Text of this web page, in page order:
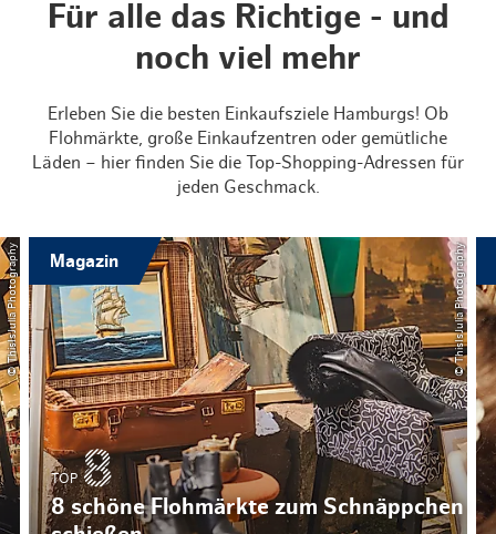
Für alle das Richtige - und
noch viel mehr
Erleben Sie die besten Einkaufsziele Hamburgs! Ob
Flohmärkte, große Einkaufzentren oder gemütliche
Läden – hier finden Sie die Top-Shopping-Adressen für
jeden Geschmack.
© ThisIsJulia Photography © ThisIsJulia Photography
TOP
8 schöne Flohmärkte zum Schnäppchen
Magazin